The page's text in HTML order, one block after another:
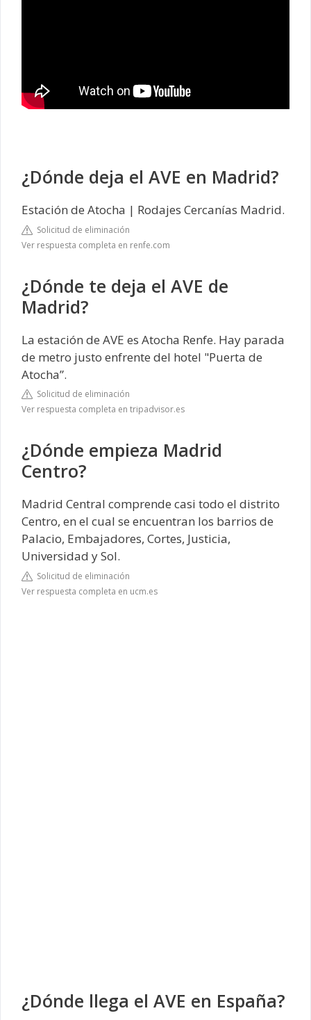
¿Dónde deja el AVE en Madrid?
Estación de Atocha | Rodajes Cercanías Madrid.
Solicitud de eliminación
Ver respuesta completa en renfe.com
¿Dónde te deja el AVE de
Madrid?
La estación de AVE es Atocha Renfe. Hay parada
de metro justo enfrente del hotel "Puerta de
Atocha”.
Solicitud de eliminación
Ver respuesta completa en tripadvisor.es
¿Dónde empieza Madrid
Centro?
Madrid Central comprende casi todo el distrito
Centro, en el cual se encuentran los barrios de
Palacio, Embajadores, Cortes, Justicia,
Universidad y Sol.
Solicitud de eliminación
Ver respuesta completa en ucm.es
¿Dónde llega el AVE en España?